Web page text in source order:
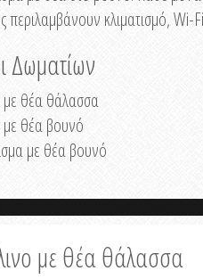
περιλαμβάνουν κλιματισμό, Wi-
Δωματίων
με θέα θάλασσα
με θέα βουνό
με θέα βουνό
με θέα θάλασσα